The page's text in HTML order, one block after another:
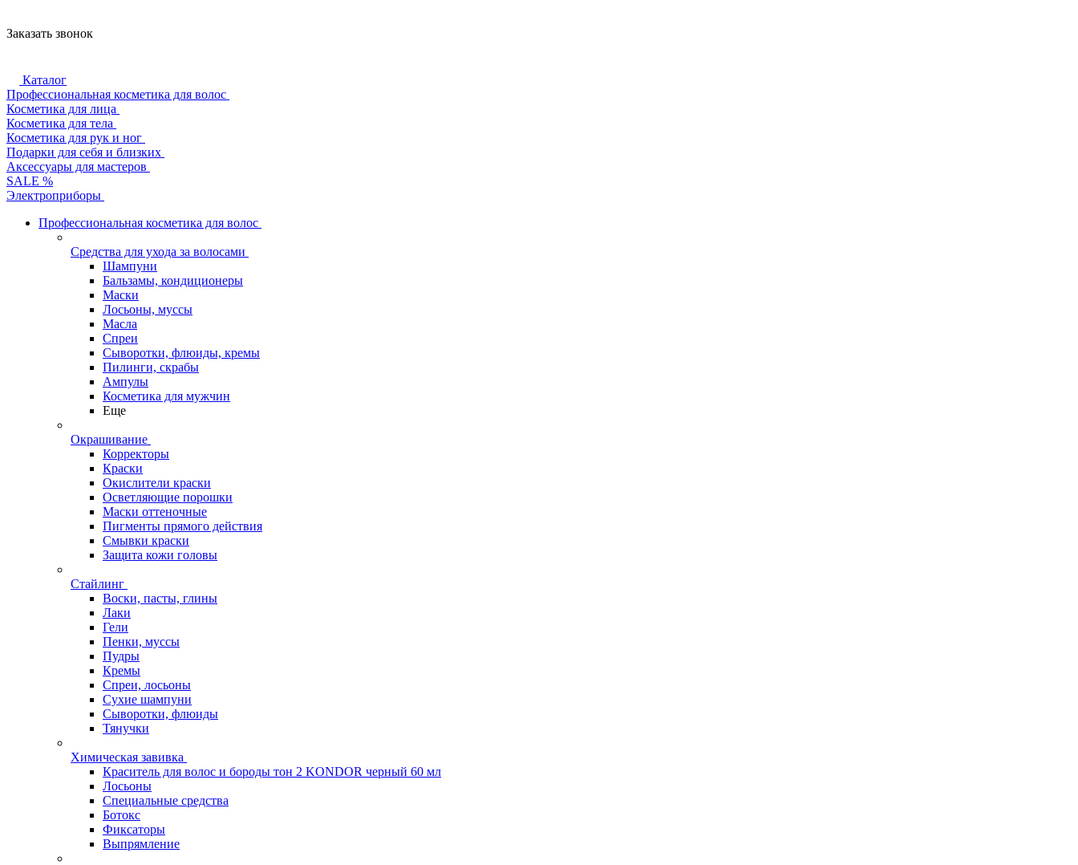
Заказать звонок
Каталог
Профессиональная косметика для волос
Косметика для лица
Косметика для тела
Косметика для рук и ног
Подарки для себя и близких
Аксессуары для мастеров
SALE %
Электроприборы
Профессиональная косметика для волос
Средства для ухода за волосами
Шампуни
Бальзамы, кондиционеры
Маски
Лосьоны, муссы
Масла
Спреи
Сыворотки, флюиды, кремы
Пилинги, скрабы
Ампулы
Косметика для мужчин
Еще
Окрашивание
Корректоры
Краски
Окислители краски
Осветляющие порошки
Маски оттеночные
Пигменты прямого действия
Смывки краски
Защита кожи головы
Стайлинг
Воски, пасты, глины
Лаки
Гели
Пенки, муссы
Пудры
Кремы
Спреи, лосьоны
Сухие шампуни
Сыворотки, флюиды
Тянучки
Химическая завивка
Краситель для волос и бороды тон 2 KONDOR черный 60 мл
Лосьоны
Специальные средства
Ботокс
Фиксаторы
Выпрямление